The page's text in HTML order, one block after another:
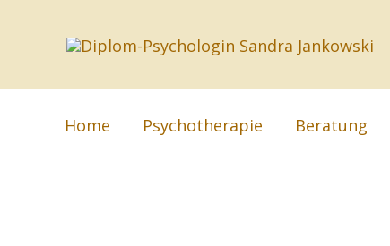
Home Psychotherapie Beratung